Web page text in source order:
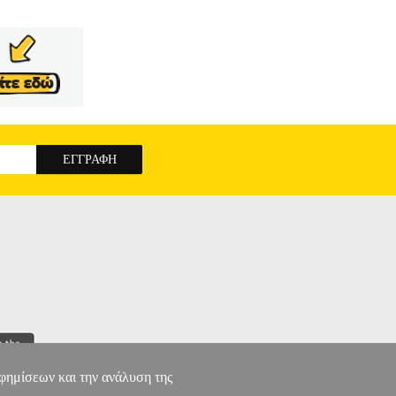
και την ανάλυση της